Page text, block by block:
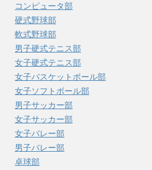
コンピュータ部
硬式野球部
軟式野球部
男子硬式テニス部
女子硬式テニス部
女子バスケットボール部
女子ソフトボール部
男子サッカー部
女子サッカー部
女子バレー部
男子バレー部
卓球部